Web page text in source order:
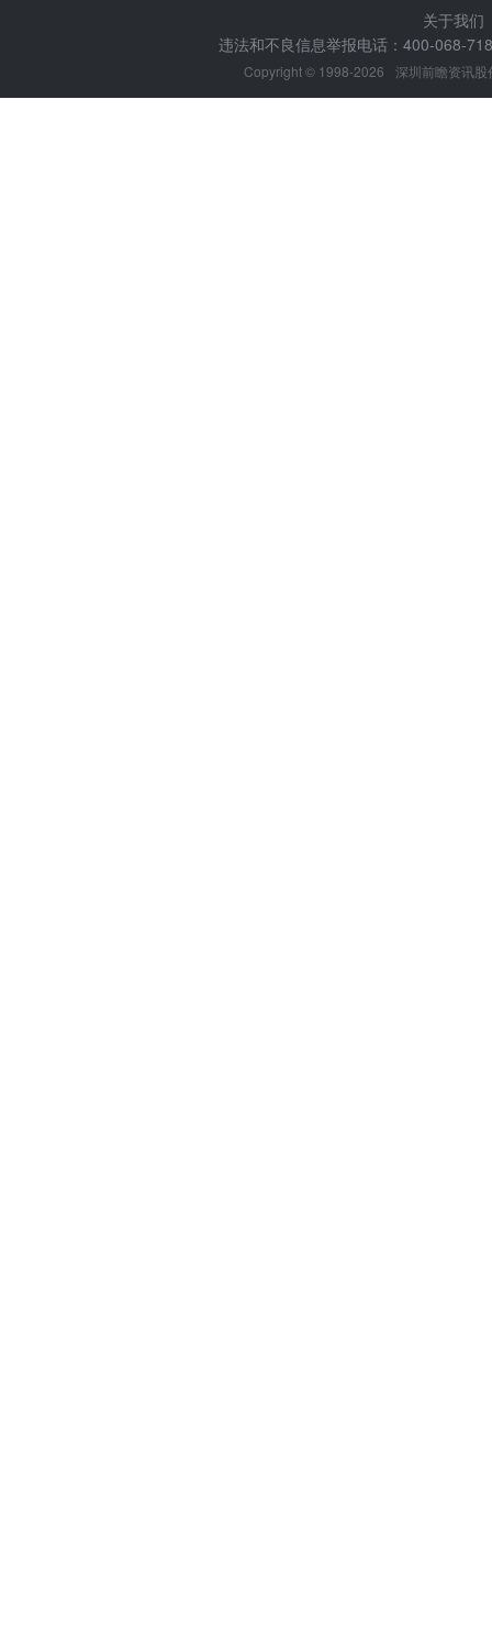
关于我们
违法和不良信息举报电话：400-068-
Copyright © 1998-2026 深圳前瞻资讯股